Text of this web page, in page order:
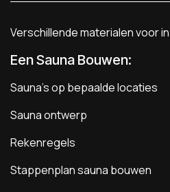
Verschillende materialen voor
Een Sauna Bouwen:
Sauna's op bepaalde locaties
Sauna ontwerp
Rekenregels
Stappenplan sauna bouwen